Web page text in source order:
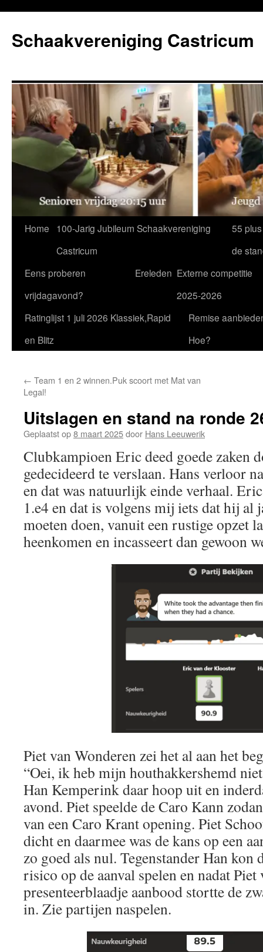
de
inhoud
Schaakvereniging Castricum
Home
100-Jarig Jubileum Schaakvereniging
Castricum
55
de
Eens proberen
vrijdagavond?
Ereleden Externe competitie
2025-2026
Ratinglijst 1 juli 2026 Klassiek,Rapid
en Blitz
Remise
Hoe?
← Team 1 en 2 winnen.Puk scoort met Mat van
Legal!
Uitslagen en stand na ronde
Geplaatst op8 maart 2025door Hans Leeuwerik
Clubkampioen Eric deed goede zaken
gedecideerd te verslaan. Hans verloor
en dat was natuurlijk einde verhaal.
1.e4 en dat is volgens mij iets dat hij al
moeten doen, vanuit een rustige opzet
heenkomen en incasseert dan gewoon
Piet van Wonderen zei het al aan het
“Oei, ik heb mijn houthakkershemd
Han Kemperink daar hoop uit en
avond. Piet speelde de Caro Kann
van een Caro Krant opening. Piet
dicht en daarmee was de kans op een
zo goed als nul. Tegenstander Han kon
risico op de aanval spelen en nadat
presenteerblaadje aanbood stortte de
in. Zie partijen naspelen.